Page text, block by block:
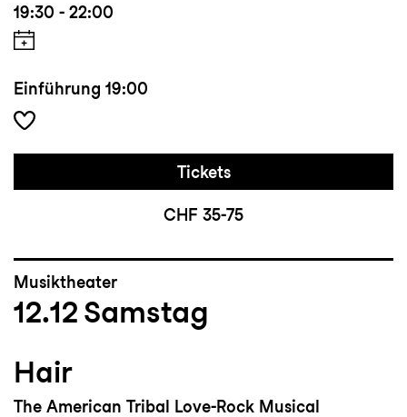
19:30 - 22:00
Einführung 19:00
Tickets
CHF 35-75
Musiktheater
12.12 Samstag
Hair
The American Tribal Love-Rock Musical